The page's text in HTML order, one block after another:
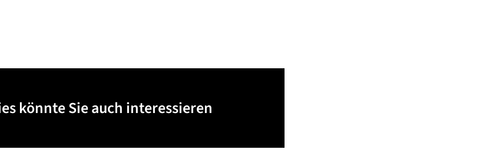
könnte Sie auch interessieren